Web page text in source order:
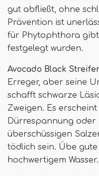
gut abfließt, ohne
Prävention ist
für Phytophthora
festgelegt wurden.
Avocado Black
Erreger, aber seine
schafft schwarze
Zweigen. Es
Dürrespannung
überschüssigen
tödlich sein. Übe
hochwertigem Wasser.